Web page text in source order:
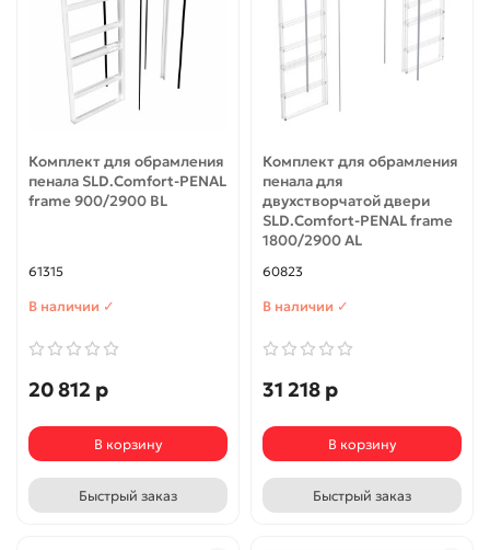
Комплект для обрамления
пенала SLD.Comfort-PENAL
frame 900/2900 BL
61315
В наличии ✓
20 812 р
В корзину
Быстрый заказ
Комплект для обрамления
пенала для
двухстворчатой двери
SLD.Comfort-PENAL frame
1800/2900 AL
60823
В наличии ✓
31 218 р
В корзину
Быстрый заказ